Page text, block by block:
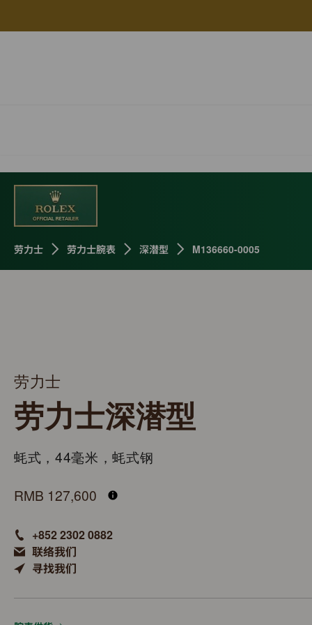
劳力士 劳力士腕表 深潜型 M136660-0005
劳力士
劳力士深潜型
蚝式，44毫米，蚝式钢
RMB 127,600
+852 2302 0882
联络我们
寻找我们